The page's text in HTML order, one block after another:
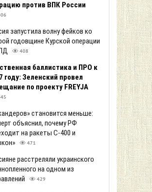
против ВПК России
запустила волну фейков ко
годовщине Курской операции
408
баллистика и ПРО к
году: Зеленский провел
по проекту FREYJA
становится меньше:
объяснил, почему РФ
на ракеты С-400 и
471
расстреляли украинского
на одном из
429